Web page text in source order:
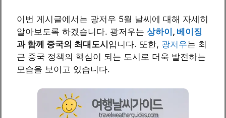
이번 게시글에서는 광저우 5월 날씨에 대해 자세히
알아보도록 하겠습니다. 광저우는 상하이, 베이징
과 함께 중국의 최대도시입니다. 또한, 광저우는 최
근 중국 정책의 핵심이 되는 도시로 더욱 발전하는
모습을 보이고 있습니다.